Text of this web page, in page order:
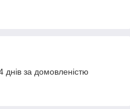
за домовленістю